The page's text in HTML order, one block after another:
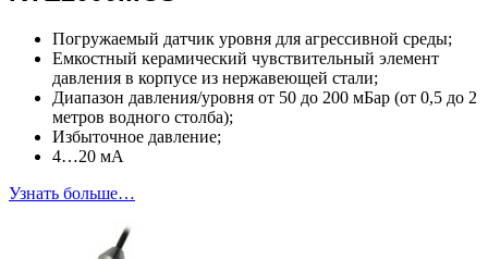
Погружаемый датчик уровня для агрессивной среды;
Емкостный керамический чувствительный элемент
давления в корпусе из нержавеющей стали;
Диапазон давления/уровня от 50 до 200 мБар (от 0,5 до 2
метров водного столба);
Избыточное давление;
4…20 мА
Узнать больше…